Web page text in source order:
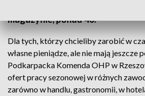
magazynie, ponad 40.
Dla tych, którzy chcieliby zarobić w
własne pieniądze, ale nie mają jeszcze
Podkarpacka Komenda OHP w
ofert pracy sezonowej w różnych
zarówno w handlu, gastronomii, w